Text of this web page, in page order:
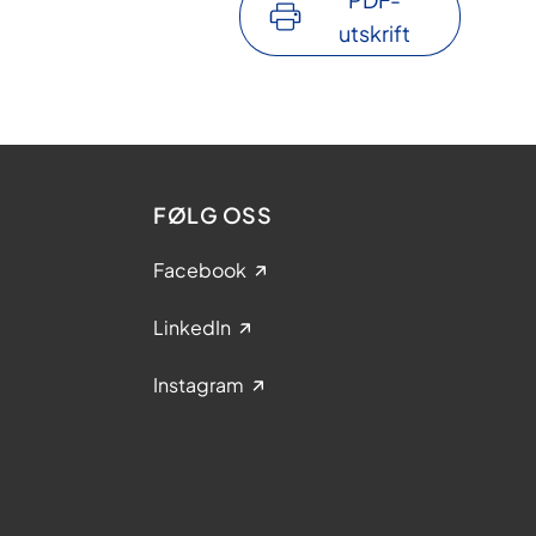
utskrift
FØLG OSS
Facebook
LinkedIn
Instagram